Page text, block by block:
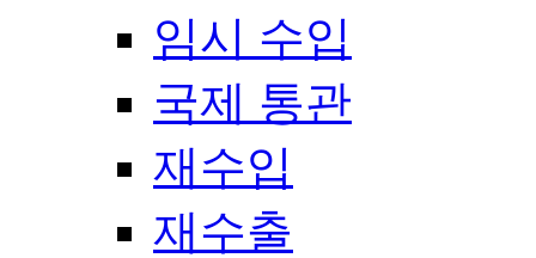
임시 수입
국제 통관
재수입
재수출